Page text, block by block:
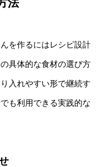
法
を作るにはレシピ設計
具体的な食材の選び方
入れやすい形で継続す
も利用できる実践的な